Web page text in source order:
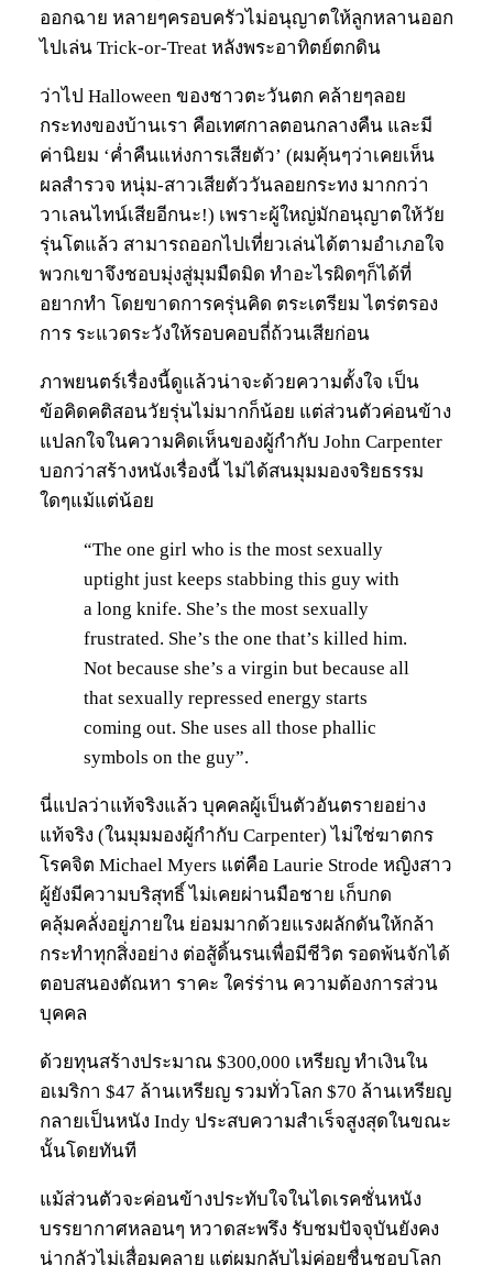
ออกฉาย หลายๆครอบครัวไม่อนุญาตให้ลูกหลานออก
ไปเล่น Trick-or-Treat หลังพระอาทิตย์ตกดิน
ว่าไป Halloween ของชาวตะวันตก คล้ายๆลอย
กระทงของบ้านเรา คือเทศกาลตอนกลางคืน และมี
ค่านิยม ‘ค่ำคืนแห่งการเสียตัว’ (ผมคุ้นๆว่าเคยเห็น
ผลสำรวจ หนุ่ม-สาวเสียตัววันลอยกระทง มากกว่า
วาเลนไทน์เสียอีกนะ!) เพราะผู้ใหญ่มักอนุญาตให้วัย
รุ่นโตแล้ว สามารถออกไปเที่ยวเล่นได้ตามอำเภอใจ
พวกเขาจึงชอบมุ่งสู่มุมมืดมิด ทำอะไรผิดๆก็ได้ที่
อยากทำ โดยขาดการครุ่นคิด ตระเตรียม ไตร่ตรอง
การ ระแวดระวังให้รอบคอบถี่ถ้วนเสียก่อน
ภาพยนตร์เรื่องนี้ดูแล้วน่าจะด้วยความตั้งใจ เป็น
ข้อคิดคติสอนวัยรุ่นไม่มากก็น้อย แต่ส่วนตัวค่อนข้าง
แปลกใจในความคิดเห็นของผู้กำกับ John Carpenter
บอกว่าสร้างหนังเรื่องนี้ ไม่ได้สนมุมมองจริยธรรม
ใดๆแม้แต่น้อย
“The one girl who is the most sexually
uptight just keeps stabbing this guy with
a long knife. She’s the most sexually
frustrated. She’s the one that’s killed him.
Not because she’s a virgin but because all
that sexually repressed energy starts
coming out. She uses all those phallic
symbols on the guy”.
นี่แปลว่าแท้จริงแล้ว บุคคลผู้เป็นตัวอันตรายอย่าง
แท้จริง (ในมุมมองผู้กำกับ Carpenter) ไม่ใช่ฆาตกร
โรคจิต Michael Myers แต่คือ Laurie Strode หญิงสาว
ผู้ยังมีความบริสุทธิ์ ไม่เคยผ่านมือชาย เก็บกด
คลุ้มคลั่งอยู่ภายใน ย่อมมากด้วยแรงผลักดันให้กล้า
กระทำทุกสิ่งอย่าง ต่อสู้ดิ้นรนเพื่อมีชีวิต รอดพ้นจักได้
ตอบสนองตัณหา ราคะ ใคร่ร่าน ความต้องการส่วน
บุคคล
ด้วยทุนสร้างประมาณ $300,000 เหรียญ ทำเงินใน
อเมริกา $47 ล้านเหรียญ รวมทั่วโลก $70 ล้านเหรียญ
กลายเป็นหนัง Indy ประสบความสำเร็จสูงสุดในขณะ
นั้นโดยทันที
แม้ส่วนตัวจะค่อนข้างประทับใจในไดเรคชั่นหนัง
บรรยากาศหลอนๆ หวาดสะพรึง รับชมปัจจุบันยังคง
น่ากลัวไม่เสื่อมคลาย แต่ผมกลับไม่ค่อยชื่นชอบโลก